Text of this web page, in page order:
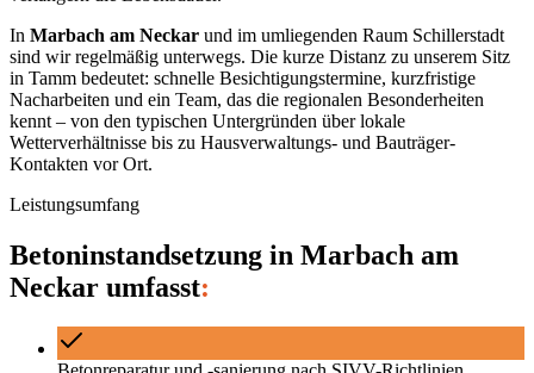
In Marbach am Neckar und im umliegenden Raum Schillerstadt
sind wir regelmäßig unterwegs. Die kurze Distanz zu unserem Sitz
in Tamm bedeutet: schnelle Besichtigungstermine, kurzfristige
Nacharbeiten und ein Team, das die regionalen Besonderheiten
kennt – von den typischen Untergründen über lokale
Wetterverhältnisse bis zu Hausverwaltungs- und Bauträger-
Kontakten vor Ort.
Leistungsumfang
Betoninstandsetzung in Marbach am
Neckar umfasst: